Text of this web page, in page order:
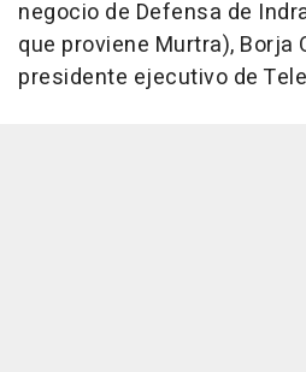
negocio de Defensa de
que proviene Murtra), Borja
presidente ejecutivo de